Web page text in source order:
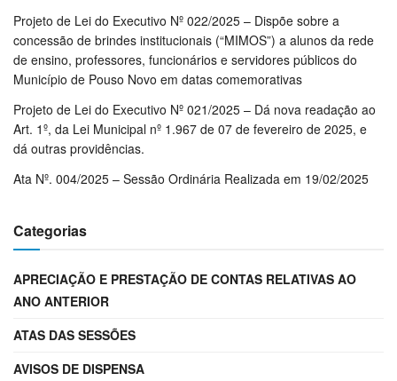
Projeto de Lei do Executivo Nº 022/2025 – Dispõe sobre a
concessão de brindes institucionais (“MIMOS”) a alunos da rede
de ensino, professores, funcionários e servidores públicos do
Município de Pouso Novo em datas comemorativas
Projeto de Lei do Executivo Nº 021/2025 – Dá nova readação ao
Art. 1º, da Lei Municipal nº 1.967 de 07 de fevereiro de 2025, e
dá outras providências.
Ata Nº. 004/2025 – Sessão Ordinária Realizada em 19/02/2025
Categorias
APRECIAÇÃO E PRESTAÇÃO DE CONTAS RELATIVAS AO
ANO ANTERIOR
ATAS DAS SESSÕES
AVISOS DE DISPENSA